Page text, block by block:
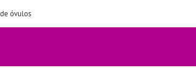
óvulos
antes de la transferencia embrionaria